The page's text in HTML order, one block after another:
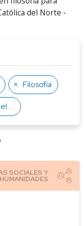
del Norte -
Filosofía